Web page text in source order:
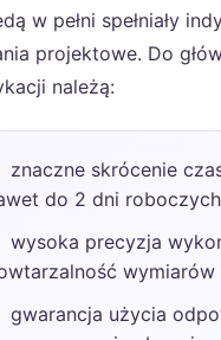
w pełni spełniały
projektowe. Do
należą:
znaczne skrócenie
do 2 dni roboczych
wysoka precyzja
wymiarów
gwarancja użycia